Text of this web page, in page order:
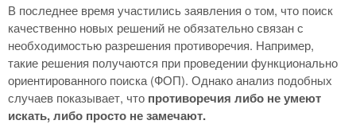
В последнее время участились заявления о том, что поиск
качественно новых решений не обязательно связан с
необходимостью разрешения противоречия. Например,
такие решения получаются при проведении функционально
ориентированного поиска (ФОП). Однако анализ подобных
случаев показывает, что противоречия либо не умеют
искать, либо просто не замечают.